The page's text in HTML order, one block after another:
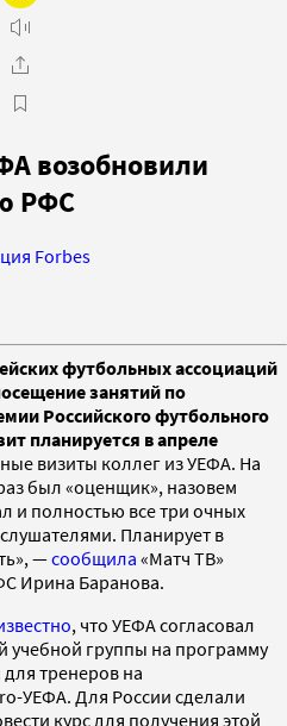
возобновили
РФС
Forbes
футбольных ассоциаций
занятий по
Российского футбольного
планируется в апреле
визиты коллег из УЕФА. На
был «оценщик», назовем
и полностью все три очных
Планирует в
—сообщила «Матч ТВ»
Ирина Баранова.
, что УЕФА согласовал
учебной группы на программу
тренеров на
УЕФА. Для России сделали
курс для получения этой